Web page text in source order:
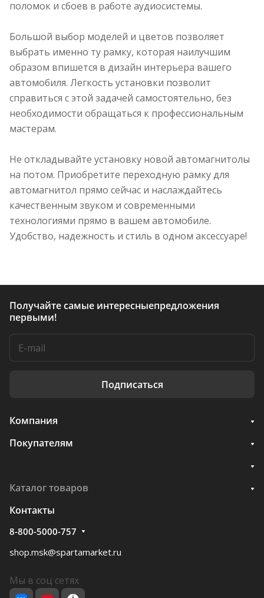
поломок и сбоев в работе аудиосистемы.
Большой выбор моделей и цветов позволяет
выбрать именно ту рамку, которая наилучшим
образом впишется в дизайн интерьера вашего
автомобиля. Легкость установки позволит
справиться с этой задачей самостоятельно, без
необходимости обращаться к профессиональным
мастерам.
Не откладывайте установку новой автомагнитолы
на потом. Приобретите переходную рамку для
автомагнитол прямо сейчас и наслаждайтесь
качественным звуком и современными
технологиями прямо в вашем автомобиле.
Удобство, надежность и стиль в одном аксессуаре!
Получайте самые интересныепредложения
первыми!
Подписаться
Компания
Покупателям
Каталог товаров
Контакты
8-800-5000-757
shop.msk@spartamarket.ru
Мы в соц сетях